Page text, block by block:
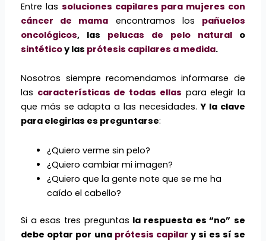
Entre las soluciones capilares para mujeres con
cáncer de mama encontramos los pañuelos
oncológicos, las pelucas de pelo naturalo
sintéticoy las prótesis capilares a medida.
Nosotros siempre recomendamos informarse de
las características de todas ellas para elegir la
que más se adapta a las necesidades.Y la clave
para elegirlas es preguntarse:
¿Quiero verme sin pelo?
¿Quiero cambiar mi imagen?
¿Quiero que la gente note que se me ha
caído el cabello?
Si a esas tres preguntas la respuesta es “no” se
debe optar por una prótesis capilar y si es sí se